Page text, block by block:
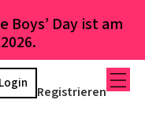
Boys’ Day ist am
Registrieren
Login